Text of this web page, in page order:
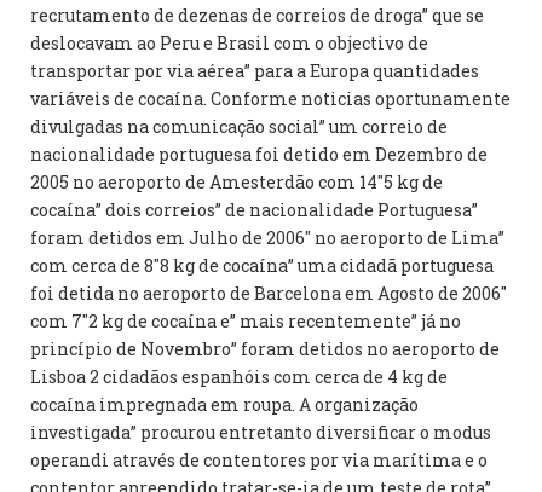
recrutamento de dezenas de correios de droga” que se
deslocavam ao Peru e Brasil com o objectivo de
transportar por via aérea” para a Europa quantidades
variáveis de cocaína. Conforme noticias oportunamente
divulgadas na comunicação social” um correio de
nacionalidade portuguesa foi detido em Dezembro de
2005 no aeroporto de Amesterdão com 14″5 kg de
cocaína” dois correios” de nacionalidade Portuguesa”
foram detidos em Julho de 2006″ no aeroporto de Lima”
com cerca de 8″8 kg de cocaína” uma cidadã portuguesa
foi detida no aeroporto de Barcelona em Agosto de 2006″
com 7″2 kg de cocaína e” mais recentemente” já no
princípio de Novembro” foram detidos no aeroporto de
Lisboa 2 cidadãos espanhóis com cerca de 4 kg de
cocaína impregnada em roupa. A organização
investigada” procurou entretanto diversificar o modus
operandi através de contentores por via marítima e o